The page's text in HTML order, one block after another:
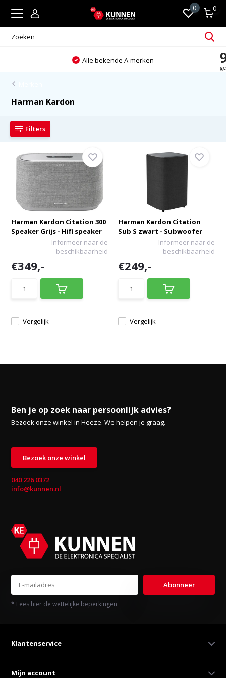
0 0
Alle bekende A-merken
Harman Kardon
Filters
Harman Kardon Citation 300
Speaker Grijs - Hifi speaker
Vergelijk
Informeer naar de
beschikbaarheid
€349,-
Harman Kardon Citation
Sub S zwart - Subwoofer
Vergelijk
Informeer naar de
beschikbaarheid
€249,-
Ben je op zoek naar persoonlijk advies?
Bezoek onze winkel in Heeze. We helpen je graag.
Bezoek onze winkel
040 226 0372
info@kunnen.nl
Abonneer
* Lees hier de wettelijke beperkingen
Klantenservice
Mijn account